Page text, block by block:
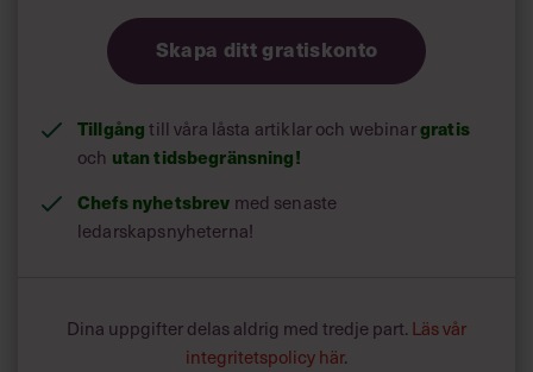
Skapa ditt gratiskonto
Tillgångtill våra låsta artiklar och webinargratis
och utan tidsbegränsning!
Chefs nyhetsbrev med senaste
ledarskapsnyheterna!
Dina uppgifter delas aldrig med tredje part. Läs vår
integritetspolicy här.